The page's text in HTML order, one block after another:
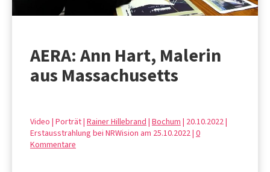
AERA: Ann Hart, Malerin
aus Massachusetts
Video | Porträt | Rainer Hillebrand | Bochum | 20.10.2022 |
Erstausstrahlung bei NRWision am 25.10.2022 | 0
Kommentare